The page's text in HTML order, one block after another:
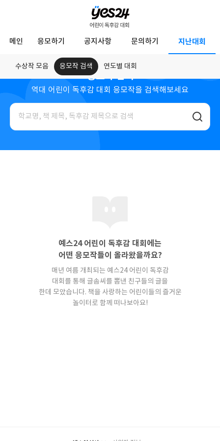
YES24
린
이
독
회
메인 응모하기 공지사항 문의하기 지난대회
수상작 모음 응모작 검색 연도별 대회
지
난
대
응모작 검색
역대 어린이 독후감 대회 응모작을 검색해보세요
검
어
예스24 어린이 독후감 대회에는
어떤 응모작들이 올라왔을까요?
매년 여름 개최되는 예스24 어린이 독후감
대회를 통해 글솜씨를 뽐낸 친구들의 글을
한데 모았습니다. 책을 사랑하는 어린이들의 즐거운
놀이터로 함께 떠나보아요!